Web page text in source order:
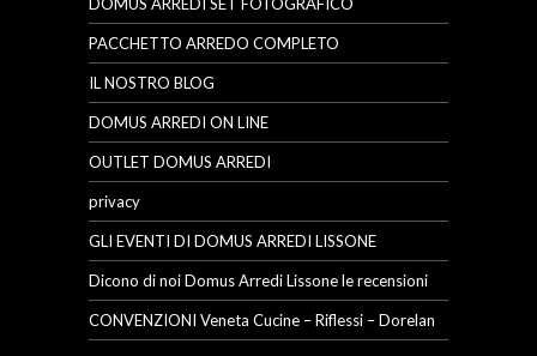
DOMUS ARREDI SET FOTOGRAFICO
PACCHETTO ARREDO COMPLETO
IL NOSTRO BLOG
DOMUS ARREDI ON LINE
OUTLET DOMUS ARREDI
privacy
GLI EVENTI DI DOMUS ARREDI LISSONE
Dicono di noi Domus Arredi Lissone le recensioni
CONVENZIONI Veneta Cucine – Riflessi – Dorelan